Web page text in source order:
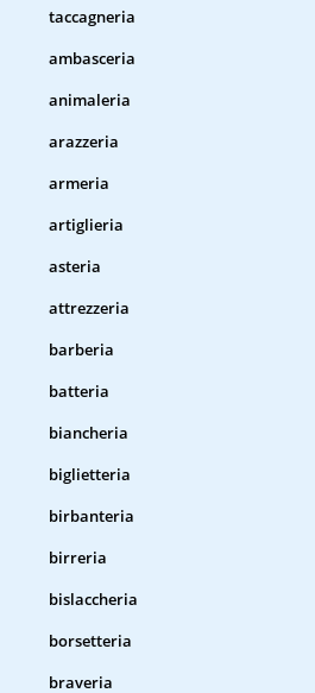
taccagneria
ambasceria
animaleria
arazzeria
armeria
artiglieria
asteria
attrezzeria
barberia
batteria
biancheria
biglietteria
birbanteria
birreria
bislaccheria
borsetteria
braveria